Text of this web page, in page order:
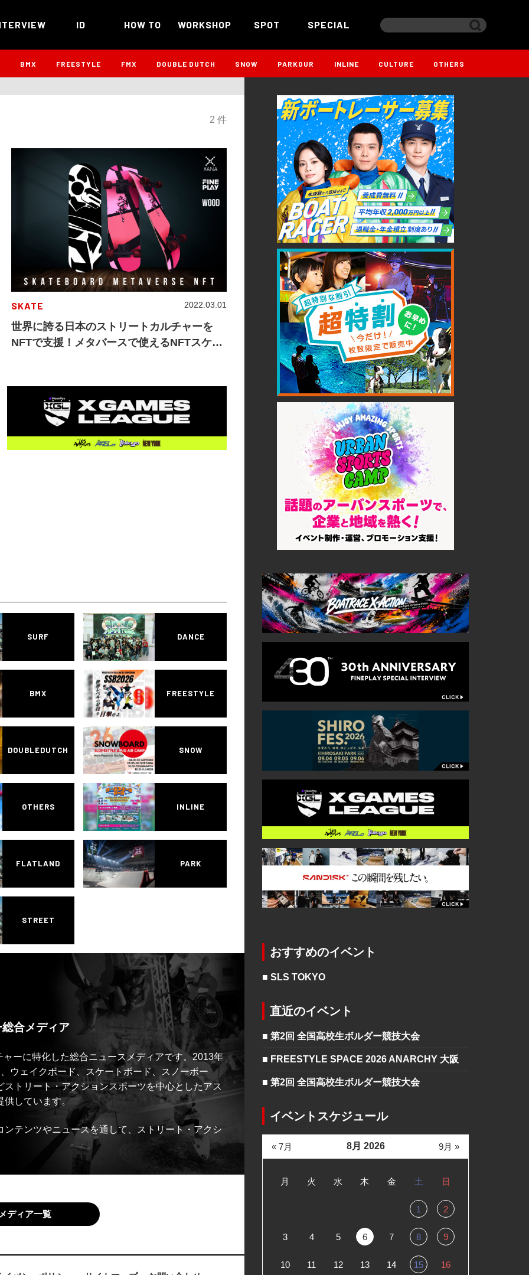
ID HOW TO WORKSHOP SPOT SPECIAL
BMX FREESTYLE FMX DOUBLE DUTCH SNOW PARKOUR INLINE CULTURE OTHERS
2 件
SKATE
世界に誇る日本のストリートカルチャーを
NFTで支援！メタバースで使えるNFTスケー
2022.03.01
SURF DANCE
BMX FREESTYLE
DOUBLEDUTCH SNOW
OTHERS INLINE
FLATLAND PARK
STREET
合メディア
ーに特化した総合ニュースメディアです。2013年
ウェイクボード、スケートボード、スノーボー
トリート・アクションスポーツを中心としたアス
供しています。
テンツやニュースを通して、ストリート・アクシ
ディア一覧
おすすめのイベント
■ SLS TOKYO
直近のイベント
■ 第2回 全国高校生ボルダー競技大会
■ FREESTYLE SPACE 2026 ANARCHY 大阪
■ 第2回 全国高校生ボルダー競技大会
イベントスケジュール
8月 2026
月 火 水 木 金 土 日
1 2
3 4 5 6 7 8 9
10 11 12 13 14 15 16
« 7月 9月 »